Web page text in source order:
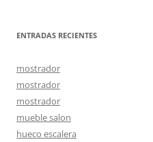
ENTRADAS RECIENTES
mostrador
mostrador
mostrador
mueble salon
hueco escalera